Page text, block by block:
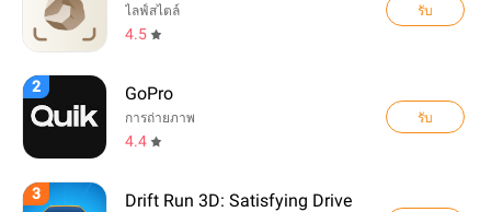
ไลฟ์สไตล์
4.5
รับ
2 GoPro
การถ่ายภาพ
4.4
รับ
3 Drift Run 3D: Satisfying Drive